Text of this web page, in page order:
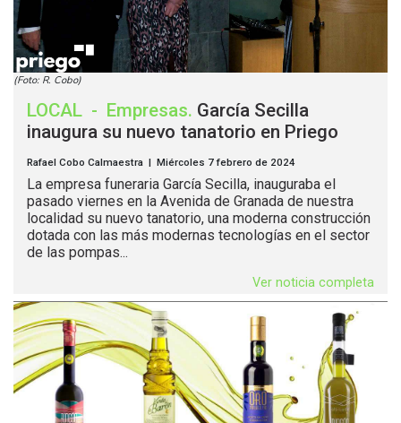
(Foto: R. Cobo)
LOCAL - Empresas. García Secilla
inaugura su nuevo tanatorio en Priego
Rafael Cobo Calmaestra | Miércoles 7 febrero de 2024
La empresa funeraria García Secilla, inauguraba el
pasado viernes en la Avenida de Granada de nuestra
localidad su nuevo tanatorio, una moderna construcción
dotada con las más modernas tecnologías en el sector
de las pompas...
Ver noticia completa